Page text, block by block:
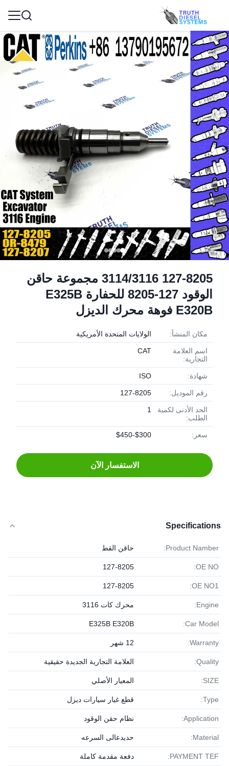
127-8205 3114/3116 مجموعة حاقن
الوقود 127-8205 للحفارة E325B
E320B فوهة محرك الديزل
مكان المنشأ: الولايات المتحدة الأمريكية
اسم العلامة
التجارية:
CAT
شهادة: ISO
رقم الموديل: 127-8205
الحد الأدنى لكمية
الطلب:
1
سعر: $300-$450
الاستفسار الآن
Specifications
Product Namber: حاقن القط
OE NO:
127-8205
OE NO1:
127-8205
Engine: محرك كات 3116
Car Model:
E325B E320B
Warranty: 12 شهر
Quality: العلامة التجارية الجديدة حقيقية
SIZE: المعيار الأصلي
Type: قطع غيار سيارات ديزل
Application: نظام حقن الوقود
Material: حديدعالى السرعه
PAYMENT TEF: دفعة مقدمة كاملة